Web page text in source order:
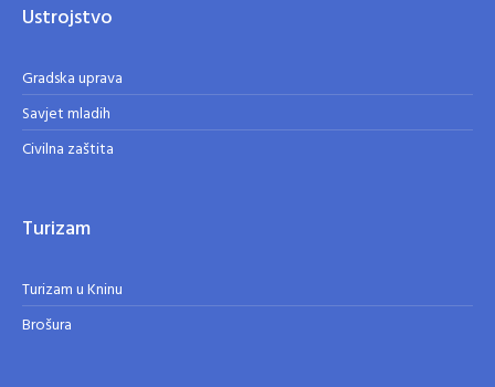
Ustrojstvo
Gradska uprava
Savjet mladih
Civilna zaštita
Turizam
Turizam u Kninu
Brošura